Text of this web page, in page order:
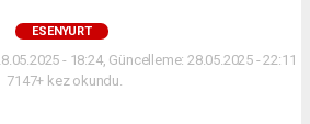
ESENYURT
- 18:24, Güncelleme: 28.05.2025 - 22:11
7147+ kez okundu.